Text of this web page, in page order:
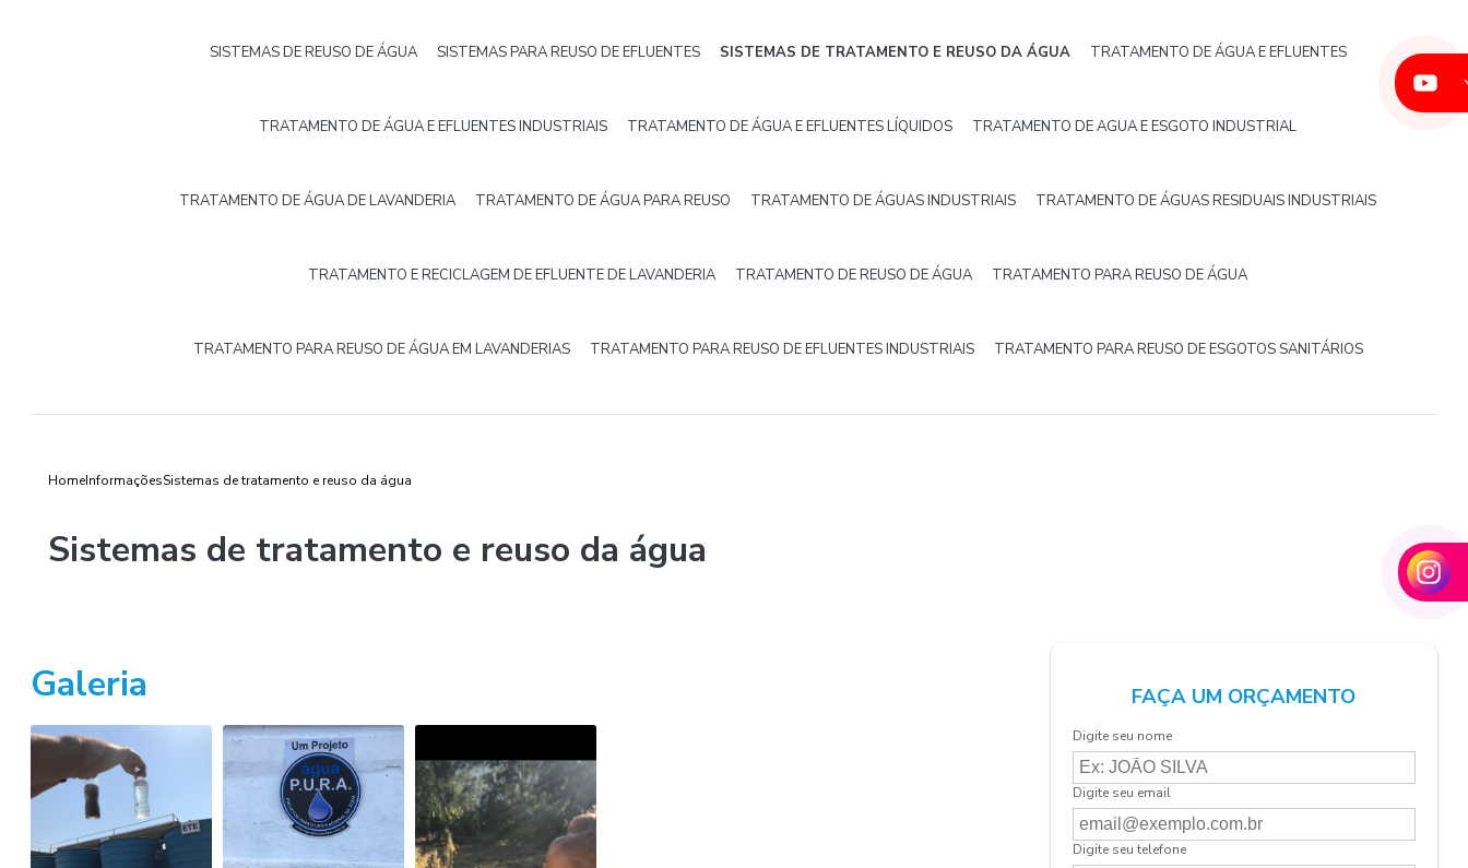
SISTEMAS DE REUSO DE ÁGUA SISTEMAS PARA REUSO DE EFLUENTES SISTEMAS DE TRATAMENTO E REUSO DA ÁGUA TRATAMENTO DE ÁGUA E EFLUENTES
TRATAMENTO DE ÁGUA E EFLUENTES INDUSTRIAIS TRATAMENTO DE ÁGUA E EFLUENTES LÍQUIDOS TRATAMENTO DE AGUA E ESGOTO INDUSTRIAL
TRATAMENTO DE ÁGUA DE LAVANDERIA TRATAMENTO DE ÁGUA PARA REUSO TRATAMENTO DE ÁGUAS INDUSTRIAIS TRATAMENTO DE ÁGUAS RESIDUAIS INDUSTRIAIS
TRATAMENTO E RECICLAGEM DE EFLUENTE DE LAVANDERIA TRATAMENTO DE REUSO DE ÁGUA TRATAMENTO PARA REUSO DE ÁGUA
TRATAMENTO PARA REUSO DE ÁGUA EM LAVANDERIAS TRATAMENTO PARA REUSO DE EFLUENTES INDUSTRIAIS TRATAMENTO PARA REUSO DE ESGOTOS SANITÁRIOS
HomeInformaçõesSistemas de tratamento e reuso da água
Sistemas de tratamento e reuso da água
Galeria FAÇA UM ORÇAMENTO
Digite seu nome
Digite seu email
Digite seu telefone